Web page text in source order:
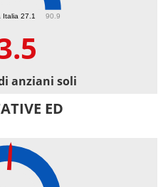
Italia 27.1 90.9
anziani soli
ED